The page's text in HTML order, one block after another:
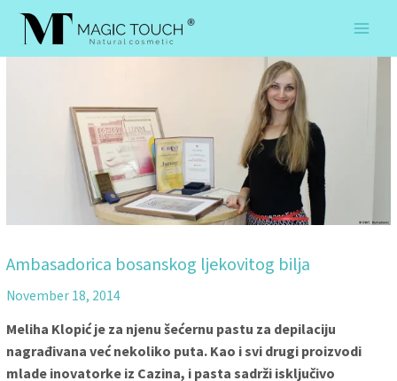
content
Ambasadorica bosanskog ljekovitog bilja
November 18, 2014
Meliha Klopić je za njenu šećernu pastu za depilaciju
nagrađivana već nekoliko puta. Kao i svi drugi proizvodi
mlade inovatorke iz Cazina, i pasta sadrži isključivo